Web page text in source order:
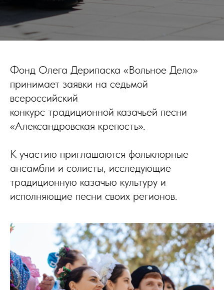
Фонд Олега Дерипаска «Вольное Дело»
принимает заявки на седьмой
всероссийский
конкурс традиционной казачьей песни
«Александровская крепость».
К участию приглашаются фольклорные
ансамбли и солисты, исследующие
традиционную казачью культуру и
исполняющие песни своих регионов.